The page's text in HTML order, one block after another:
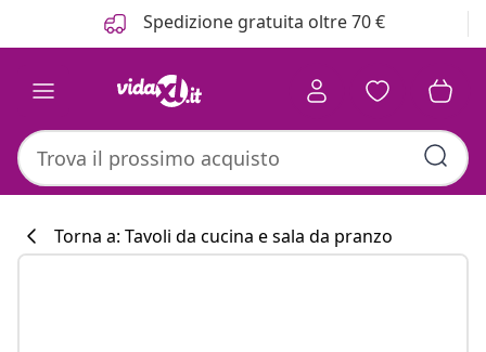
Spedizione gratuita oltre 70 €
Torna a: Tavoli da cucina e sala da pranzo